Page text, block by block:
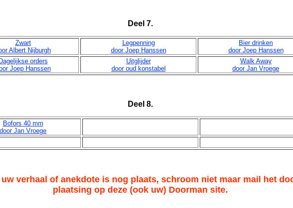
Deel 7.
Zwart
Albert Nijburgh
Legpenning
door Joep Hanssen
Bier drinken
door Joep Hanssen
Dagelijkse orders
Joep Hanssen
Uitglijder
door oud konstabel
Walk Away
door Jan Vroege
Deel 8.
Bofors 40 mm
door Jan Vroege
verhaal of anekdote is nog plaats, schroom niet maar mail het
plaatsing op deze (ook uw) Doorman site.